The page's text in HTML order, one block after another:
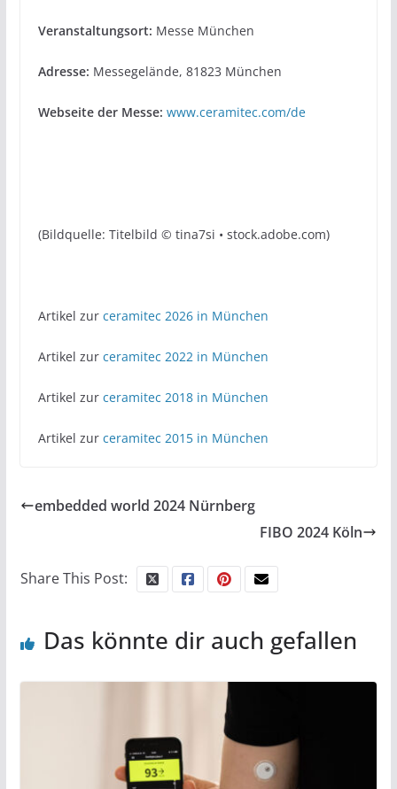
Veranstaltungsort: Messe München
Adresse: Messegelände, 81823 München
Webseite der Messe: www.ceramitec.com/de
(Bildquelle: Titelbild © tina7si • stock.adobe.com)
Artikel zur ceramitec 2026 in München
Artikel zur ceramitec 2022 in München
Artikel zur ceramitec 2018 in München
Artikel zur ceramitec 2015 in München
embedded world 2024 Nürnberg
FIBO 2024 Köln
Share This Post:
Das könnte dir auch gefallen